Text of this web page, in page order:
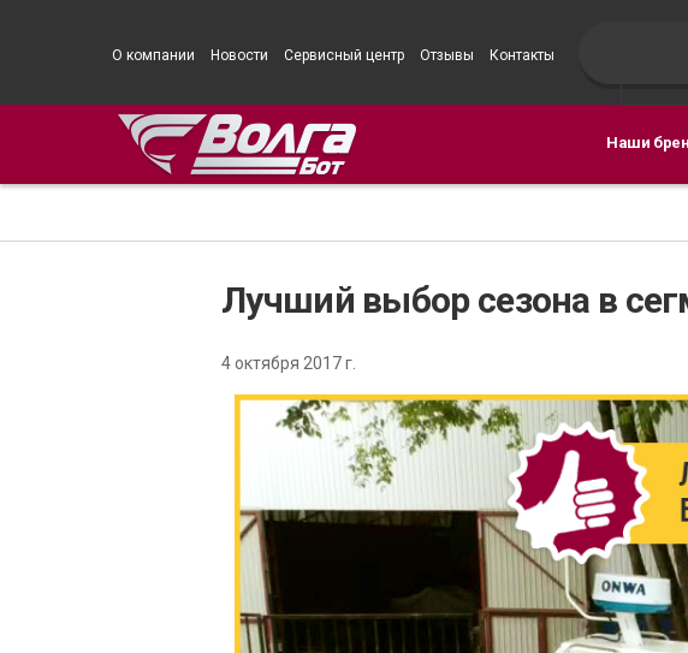
О компании Новости Сервисный центр Отзывы Контакты
Наши
Лучший выбор сезона в
4 октября 2017 г.